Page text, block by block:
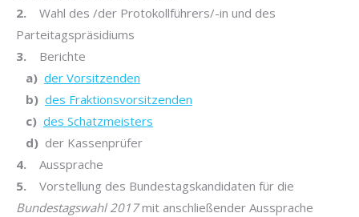
2. Wahl des /der Protokollführers/-in und des
Parteitagspräsidiums
3. Berichte
a) der Vorsitzenden
b) des Fraktionsvorsitzenden
c) des Schatzmeisters
d) der Kassenprüfer
4. Aussprache
5.
Vorstellung des Bundestagskandidaten für die
Bundestagswahl 2017mit anschließender Aussprache